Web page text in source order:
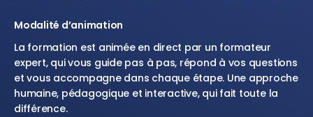
Modalité d’animation
La formation est animée en direct par un formateur
expert, qui vous guide pas à pas, répond à vos questions
et vous accompagne dans chaque étape. Une approche
humaine, pédagogique et interactive, qui fait toute la
différence.